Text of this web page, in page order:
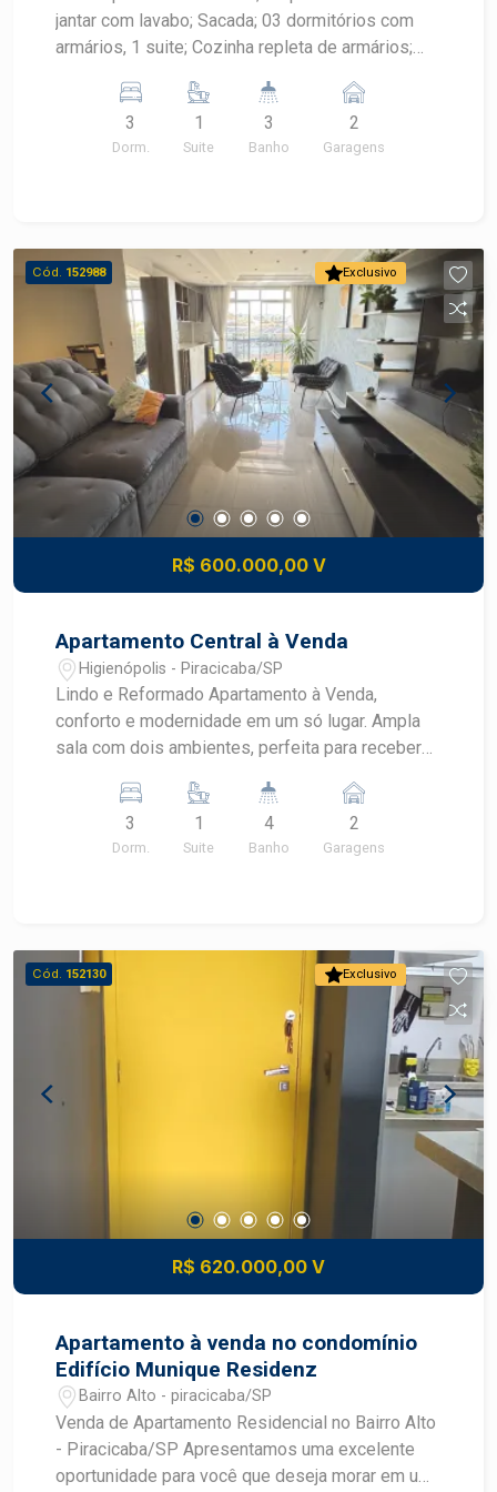
jantar com lavabo; Sacada; 03 dormitórios com
armários, 1 suite; Cozinha repleta de armários;
banheiro; 02 vagas
3
Dorm.
1
Suite
3
Banho
2
Garagens
Exclusivo
Cód. 152988
R$ 600.000,00 V
Apartamento Central à Venda
Higienópolis - Piracicaba/SP
Lindo e Reformado Apartamento à Venda,
conforto e modernidade em um só lugar. Ampla
sala com dois ambientes, perfeita para receber
proporciona uma vista agradável e ventilação
natural,Lavabo Cozinha planejada, equipada com
armários sob medida, otimizando o espaço e
apartamento reformado é a escolha ideal para
quem busca um lar pronto para morar, em uma
localização privilegiada.
3
Dorm.
1
Suite
4
Banho
2
Garagens
Exclusivo
Cód. 152130
R$ 620.000,00 V
Apartamento à venda no condomínio
Edifício Munique Residenz
Bairro Alto - piracicaba/SP
Venda de Apartamento Residencial no Bairro Alto
- Piracicaba/SP Apresentamos uma excelente
oportunidade para você que deseja morar em um